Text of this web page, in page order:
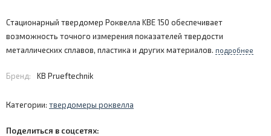
Стационарный твердомер Роквелла KBE 150 обеспечивает
возможность точного измерения показателей твердости
металлических сплавов, пластика и других материалов. подробнее
Бренд: KB Prueftechnik
Категории: твердомеры роквелла
Поделиться в соцсетях: